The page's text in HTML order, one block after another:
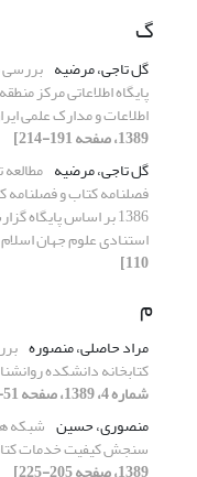
گ
گل تاجی، مرضیه
پایگاه اطلاعاتی مرکز
اطلاعات و مدارک علمی
1389، صفحه 191-214]
گل تاجی، مرضیه
1386 بر اساس
استنادی علوم جهان اسلام
110]
م
مراد حاصلی، منصوره
کتابخانه دانشکده
شماره 4، 1389، صفحه 51-66]
منصوری، حسین شبکه
سنجش کیفیت خدمات